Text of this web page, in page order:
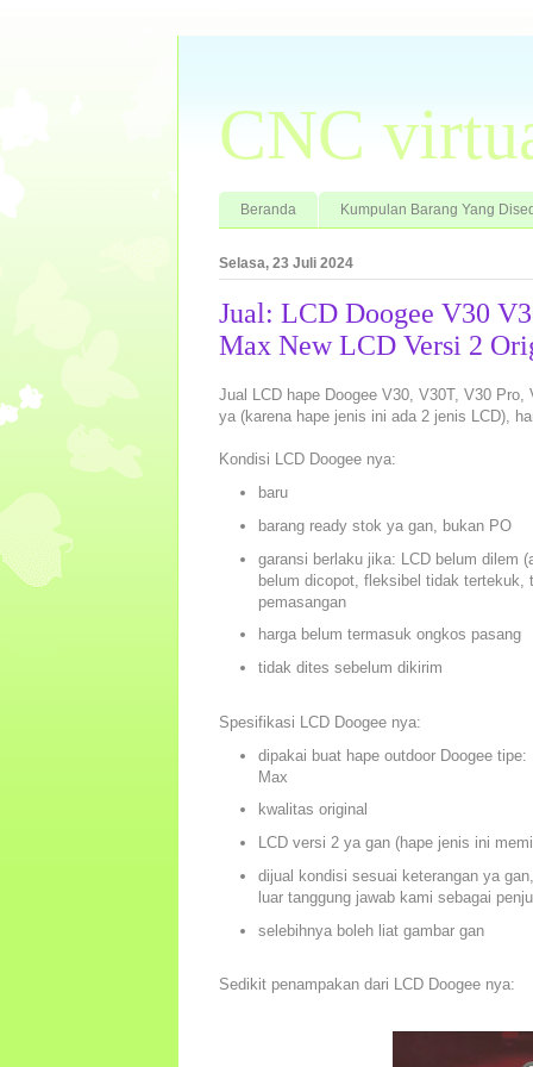
CNC
Beranda Kumpulan Barang Yang
Selasa, 23 Juli 2024
Jual: LCD Doogee V30
Max New LCD Versi 2
Jual LCD hape Doogee V30, V30T, V30
ya (karena hape jenis ini ada 2 jenis LCD),
Kondisi LCD Doogee nya:
baru
barang ready stok ya gan, bukan PO
garansi berlaku jika: LCD belum dilem
belum dicopot, fleksibel tidak tertekuk,
pemasangan
harga belum termasuk ongkos pasang
tidak dites sebelum dikirim
Spesifikasi LCD Doogee nya:
dipakai buat hape outdoor Doogee
Max
kwalitas original
LCD versi 2 ya gan (hape jenis ini
dijual kondisi sesuai keterangan ya
luar tanggung jawab kami sebagai
selebihnya boleh liat gambar gan
Sedikit penampakan dari LCD Doogee nya: